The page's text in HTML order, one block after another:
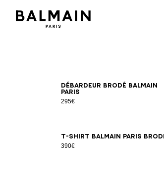
Débardeur brodé Balmain
Paris
295€
XSS MLXL2XL
T-shirt Balmain Paris
390€
XS SMLXL 2XL